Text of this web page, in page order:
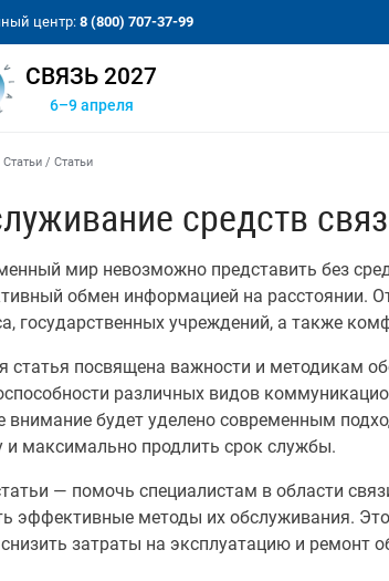
центр: 8 (800) 707-37-99
СВЯЗЬ 2027
6–9 апреля
Статьи / Cтатьи
средств
мир невозможно представить без
обмен информацией на расстоянии.
государственных учреждений, а также
статья посвящена важности и методикам
различных видов
внимание будет уделено современным
и максимально продлить срок службы.
— помочь специалистам в области
эффективные методы их обслуживания.
затраты на эксплуатацию и ремонт